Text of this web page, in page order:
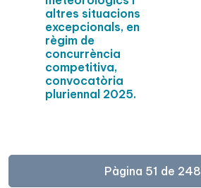
altres situacions
excepcionals, en
règim de
concurrència
competitiva,
convocatòria
pluriennal 2025.
Pàgina 51 de 248